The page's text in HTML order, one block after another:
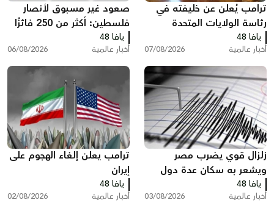
ترامب يُعلن عن خليفته في
رئاسة الولايات المتحدة
يافا 48
أخبار عالمية 07/08/2026
صعود غير مسبوق لأنصار
فلسطين: أكثر من 250 فائزًا
بينهم 35 في الكونغرس
يافا 48
أخبار عالمية 06/08/2026
زلزال قوي يضرب مصر
ويشعر به سكان عدة دول
يافا 48
أخبار عالمية 03/08/2026
ترامب يعلن إلغاء الهجوم على
إيران
يافا 48
أخبار عالمية 02/08/2026